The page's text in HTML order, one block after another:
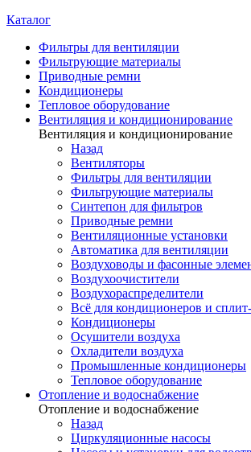
Каталог
Фильтры для вентиляции
Фильтрующие материалы
Приводные ремни
Кондиционеры
Тепловое оборудование
Вентиляция и кондиционирование
Вентиляция и кондиционирование
Назад
Вентиляторы
Фильтры для вентиляции
Фильтрующие материалы
Синтепон для фильтров
Приводные ремни
Вентиляционные установки
Автоматика для вентиляции
Воздуховоды и фасонные
Воздухоочистители
Воздухораспределители
Всё для кондиционеров и
Кондиционеры
Осушители воздуха
Охладители воздуха
Промышленные кондиционеры
Тепловое оборудование
Отопление и водоснабжение
Отопление и водоснабжение
Назад
Циркуляционные насосы